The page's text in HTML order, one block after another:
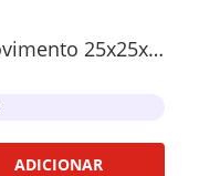
Pote Caveira Com Som E Movimento 25x25x25cm
ADICIONAR